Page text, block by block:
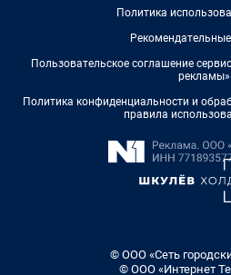
Политика
Пользовательское соглашение
рекламы»
Политика конфиденциальности и
правила
© ООО «Сеть
© ООО «Интернет